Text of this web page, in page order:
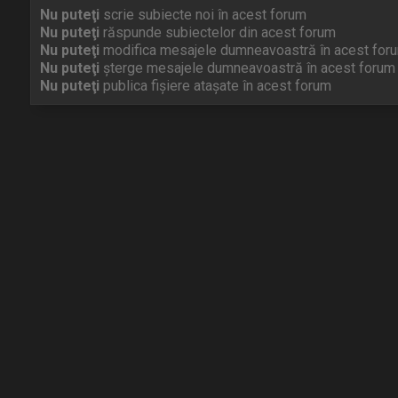
Nu puteţi scrie subiecte noi în acest forum
Nu puteţi răspunde subiectelor din acest forum
Nu puteţi modifica mesajele dumneavoastră în acest
Nu puteţi şterge mesajele dumneavoastră în acest forum
Nu puteţi publica fişiere ataşate în acest forum